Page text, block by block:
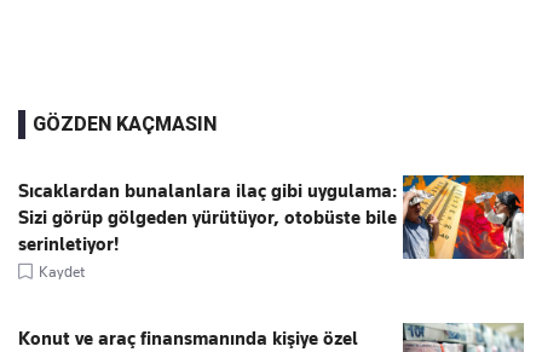
GÖZDEN KAÇMASIN
Sıcaklardan bunalanlara ilaç gibi uygulama:
Sizi görüp gölgeden yürütüyor, otobüste bile
serinletiyor!
Kaydet
Konut ve araç finansmanında kişiye özel